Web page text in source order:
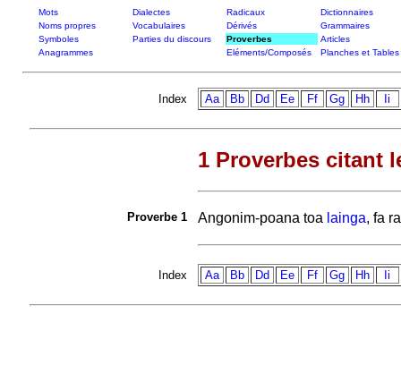
Mots Dialectes Radicaux
Dictionnaires
Noms propres
Vocabulaires Dérivés
Grammaires
Symboles
Parties du discours Proverbes
Articles
Anagrammes
Eléments/Composés Planches et Tables
Index Aa Bb Dd Ee Ff Gg Hh Ii
1 Proverbes citant
Proverbe 1 Angonim-poana toa lainga, fa
Index Aa Bb Dd Ee Ff Gg Hh Ii